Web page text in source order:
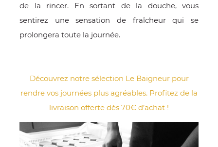
de la rincer. En sortant de la douche, vous
sentirez une sensation de fraîcheur qui se
prolongera toute la journée.
Découvrez notre sélection Le Baigneur pour
rendre vos journées plus agréables. Profitez de la
livraison offerte dès 70€ d’achat !